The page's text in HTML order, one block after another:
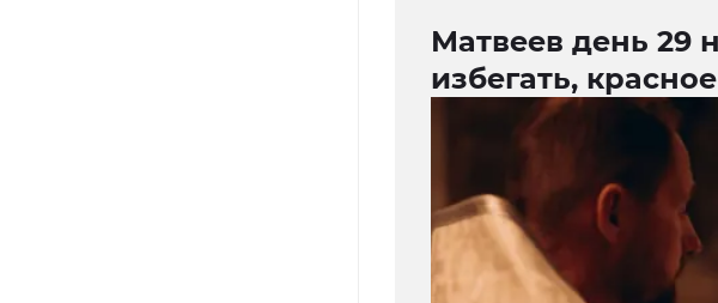
Матвеев день 29
избегать,